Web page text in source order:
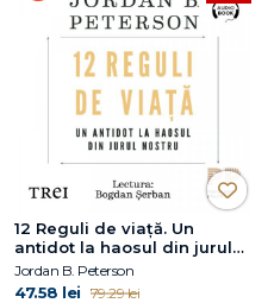
12 Reguli de viață. Un
antidot la haosul din jurul
nostru
Jordan B. Peterson
47.58 lei 79.29 lei